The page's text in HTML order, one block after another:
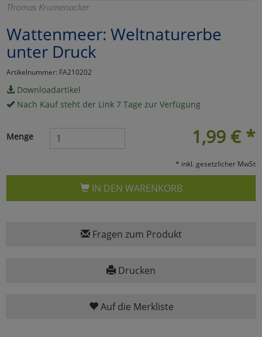
Thomas Krumenacker
Wattenmeer: Weltnaturerbe
unter Druck
Artikelnummer: FA210202
Downloadartikel
Nach Kauf steht der Link 7 Tage zur Verfügung
1,99 € *
Menge
* inkl. gesetzlicher MwSt
IN DEN WARENKORB
Fragen zum Produkt
Drucken
Auf die Merkliste
Umfragetools
Alle Akzeptieren
zurück
zu Haupptseite